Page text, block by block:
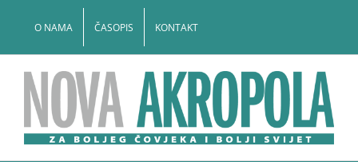
O NAMA ČASOPIS KONTAKT